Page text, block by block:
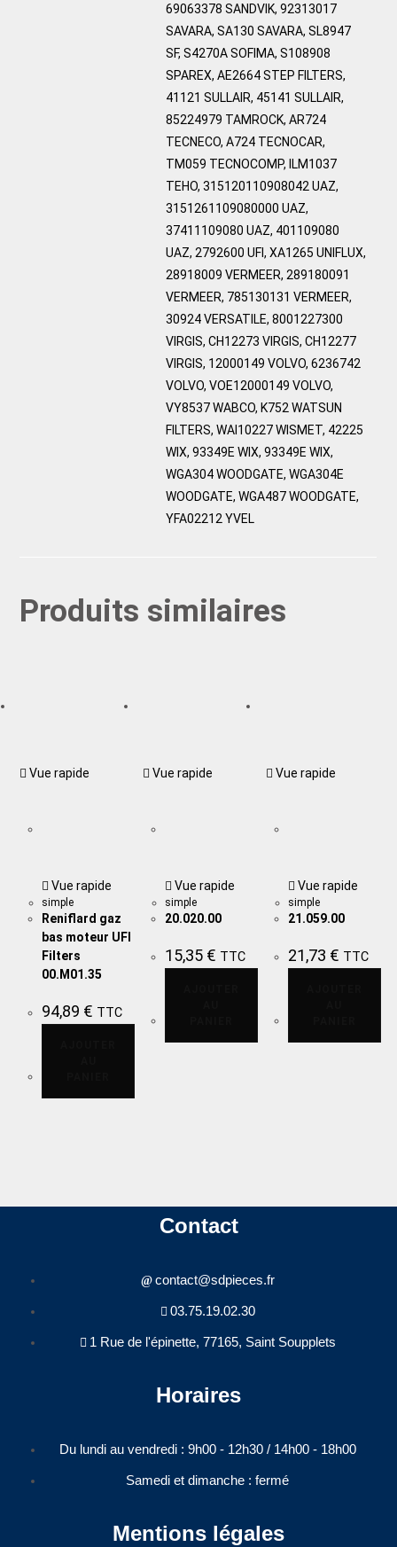
69063378 SANDVIK, 92313017
SAVARA, SA130 SAVARA, SL8947
SF, S4270A SOFIMA, S108908
SPAREX, AE2664 STEP FILTERS,
41121 SULLAIR, 45141 SULLAIR,
85224979 TAMROCK, AR724
TECNECO, A724 TECNOCAR,
TM059 TECNOCOMP, ILM1037
TEHO, 315120110908042 UAZ,
3151261109080000 UAZ,
37411109080 UAZ, 401109080
UAZ, 2792600 UFI, XA1265 UNIFLUX,
28918009 VERMEER, 289180091
VERMEER, 785130131 VERMEER,
30924 VERSATILE, 8001227300
VIRGIS, CH12273 VIRGIS, CH12277
VIRGIS, 12000149 VOLVO, 6236742
VOLVO, VOE12000149 VOLVO,
VY8537 WABCO, K752 WATSUN
FILTERS, WAI10227 WISMET, 42225
WIX, 93349E WIX, 93349E WIX,
WGA304 WOODGATE, WGA304E
WOODGATE, WGA487 WOODGATE,
YFA02212 YVEL
Produits similaires
Vue rapide
Vue rapide
simple
Reniflard gaz
bas moteur UFI
Filters
00.M01.35
94,89 € TTC
Vue rapide
Vue rapide
simple
20.020.00
15,35 € TTC
Vue rapide
Vue rapide
simple
21.059.00
21,73 € TTC
Contact
contact@sdpieces.fr
03.75.19.02.30
1 Rue de l'épinette, 77165, Saint Soupplets
Horaires
Du lundi au vendredi : 9h00 - 12h30 / 14h00 - 18h00​
Samedi et dimanche : fermé
Mentions légales